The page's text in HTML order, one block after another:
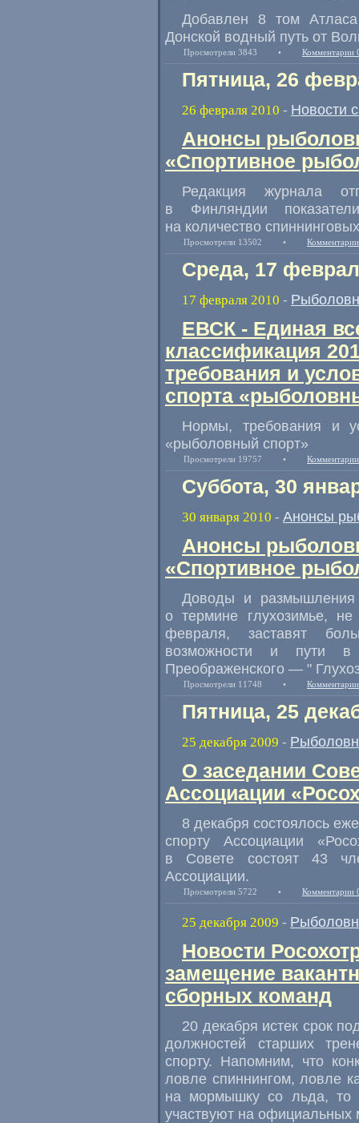
Добавлен 8 том
Донской водный путь от
Просмотрели 3843 • Комментарии
Пятница, 26
26 февраля 2010 - Новости
Анонсы
«Спортивное
Редакция журнала
в Финляндии
на количество
Просмотрели 13502 •
Среда, 17
17 февраля 2010 -
ЕВСК - Единая
классификация
требования и
спорта
Нормы, требования и
«рыболовный спорт»
Просмотрели 19757 •
Суббота, 30
30 января 2010 - Анонсы
Анонсы
«Спортивное
Доводы и размышления
о термине глухозимье, не
февраля, заставят
возможности и пути в
Преображенского — "
Просмотрели 11748 •
Пятница, 25
25 декабря 2009 -
О заседании
Ассоциации
8 декабря состоялось
спорту Ассоциации
в Совете состоят 43
Ассоциации.
Просмотрели 5722 • Комментарии
25 декабря 2009 -
Новости
замещение
сборных команд
20 декабря истек срок
должностей старших
спорту. Напомним, что
ловле спиннингом, ловле
на мормышку со льда, то
участвуют на